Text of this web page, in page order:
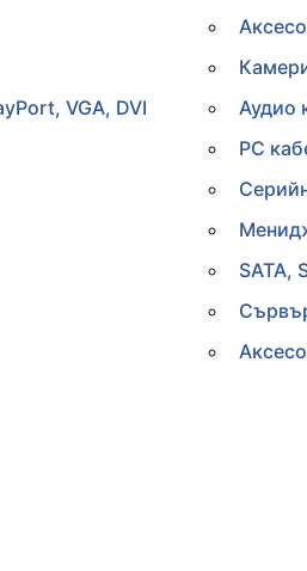
VGA, DVI
Аудио
PC
SATA,